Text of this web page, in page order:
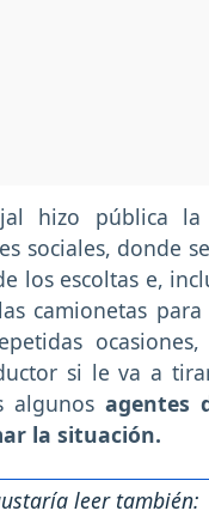
hizo pública la
sociales, donde
los escoltas e,
camionetas
si le va a
algunos agentes
la situación.
leer también: